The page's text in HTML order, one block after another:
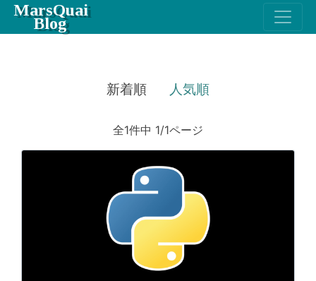
MarsQuai
Blog
新着順 人気順
全1件中 1/1ページ